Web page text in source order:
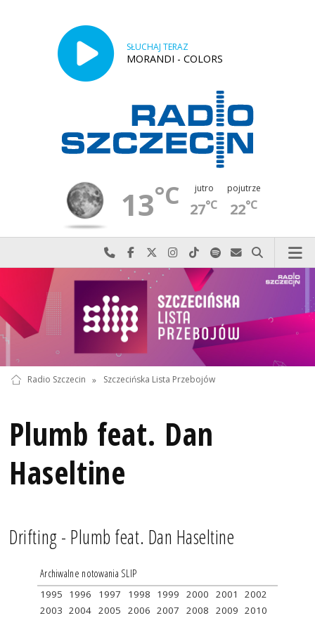
SŁUCHAJ TERAZ
MORANDI - COLORS
13°C jutro
27°C
pojutrze
22°C
Najlepiej po prostu do nas zadzwoń
Odwiedź nas na Facebook-u
Odwiedź nas na X
Odwiedź nas na Instagram-ie
Odwiedź nas na TikTok-u
Szukaj nas na Spotify
Wyślij do nas
Szukaj
Radio Szczecin » Szczecińska Lista Przebojów
Plumb feat. Dan
Haseltine
Drifting - Plumb feat. Dan Haseltine
Archiwalne notowania SLIP
1995 1996 1997 1998 1999 2000 2001
2002
2003 2004 2005 2006 2007 2008 2009 2010